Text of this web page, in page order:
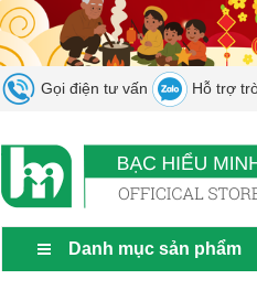
Gọi điện tư vấn Hỗ trợ
Danh mục sản phẩm